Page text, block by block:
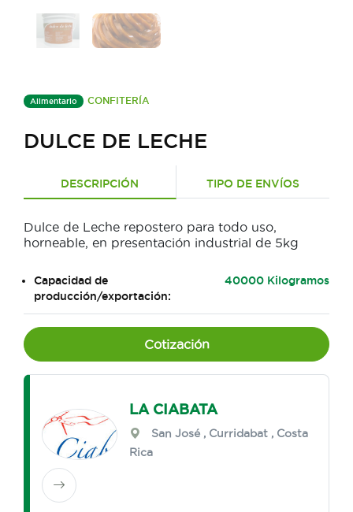
Alimentario CONFITERÍA
DULCE DE LECHE
DESCRIPCIÓN TIPO DE ENVÍOS
Dulce de Leche repostero para todo uso,
horneable, en presentación industrial de 5kg
Capacidad de
producción/exportación:
40000 Kilogramos
Cotización
LA CIABATA
San José , Curridabat , Costa
Rica